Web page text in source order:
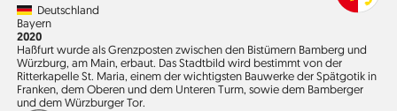
CountryDeutschland
Region
Bayern
Jahr
2020
Haßfurt wurde als Grenzposten zwischen den Bistümern Bamberg und
Würzburg, am Main, erbaut. Das Stadtbild wird bestimmt von der
Ritterkapelle St. Maria, einem der wichtigsten Bauwerke der Spätgotik in
Franken, dem Oberen und dem Unteren Turm, sowie dem Bamberger
und dem Würzburger Tor.